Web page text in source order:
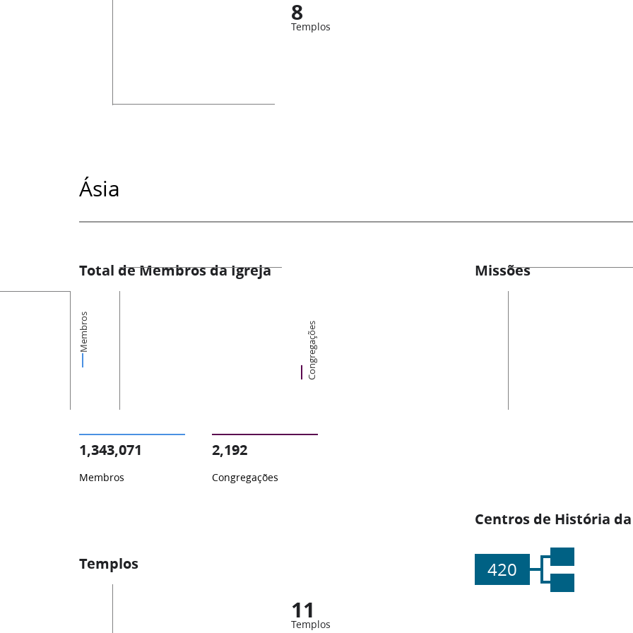
8
Templos
Ásia
Total de Membros da Igreja
Membros Congregações
1,343,071
Membros
2,192
Congregações
Missões
Centros de História
420
Templos
11
Templos